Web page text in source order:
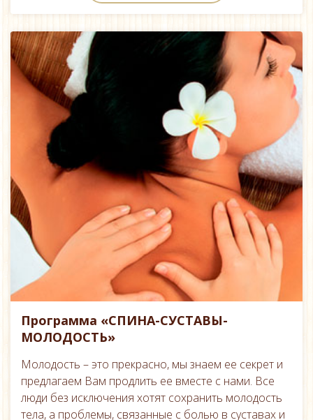
Программа «СПИНА-СУСТАВЫ-
МОЛОДОСТЬ»
Молодость – это прекрасно, мы знаем ее секрет и
предлагаем Вам продлить ее вместе с нами. Все
люди без исключения хотят сохранить молодость
тела, а проблемы, связанные с болью в суставах и